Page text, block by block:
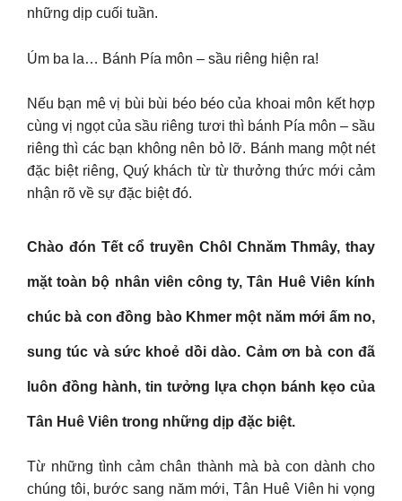
những dịp cuối tuần.
Úm ba la… Bánh Pía môn – sầu riêng hiện ra!
Nếu bạn mê vị bùi bùi béo béo của khoai môn kết hợp
cùng vị ngọt của sầu riêng tươi thì bánh Pía môn – sầu
riêng thì các bạn không nên bỏ lỡ. Bánh mang một nét
đặc biệt riêng, Quý khách từ từ thưởng thức mới cảm
nhận rõ về sự đặc biệt đó.
Chào đón Tết cổ truyền Chôl Chnăm Thmây, thay
mặt toàn bộ nhân viên công ty, Tân Huê Viên kính
chúc bà con đồng bào Khmer một năm mới ấm no,
sung túc và sức khoẻ dồi dào. Cảm ơn bà con đã
luôn đồng hành, tin tưởng lựa chọn bánh kẹo của
Tân Huê Viên trong những dịp đặc biệt.
Từ những tình cảm chân thành mà bà con dành cho
chúng tôi, bước sang năm mới, Tân Huê Viên hi vọng